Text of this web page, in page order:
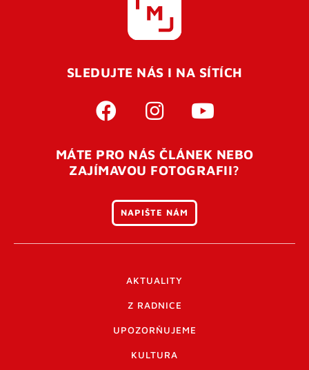
SLEDUJTE NÁS I NA SÍTÍCH
MÁTE PRO NÁS ČLÁNEK NEBO
ZAJÍMAVOU FOTOGRAFII?
NAPIŠTE NÁM
AKTUALITY
Z RADNICE
UPOZORŇUJEME
KULTURA